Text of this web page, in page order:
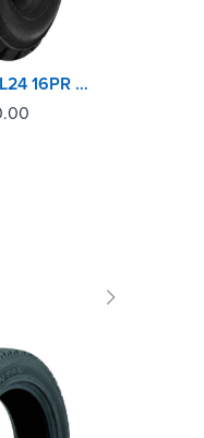
CENTELLA 19.5L24 16PR MD220 L5 TL (P/Oso)